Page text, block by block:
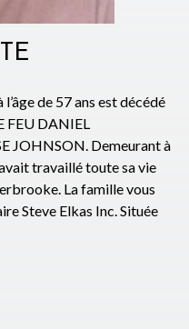
de 57 ans est décédé
FEU DANIEL
JOHNSON. Demeurant à
travaillé toute sa vie
La famille vous
Steve Elkas Inc. Située